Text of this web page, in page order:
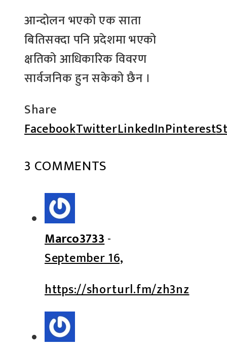
आन्दोलन भएको एक साता
बितिसक्दा पनि प्रदेशमा भएको
क्षतिको आधिकारिक विवरण
सार्वजनिक हुन सकेको छैन ।
Share
FacebookTwitterLinkedInPinterest
3 COMMENTS
Marco3733-
September 16,
https://shorturl.fm/zh3nz